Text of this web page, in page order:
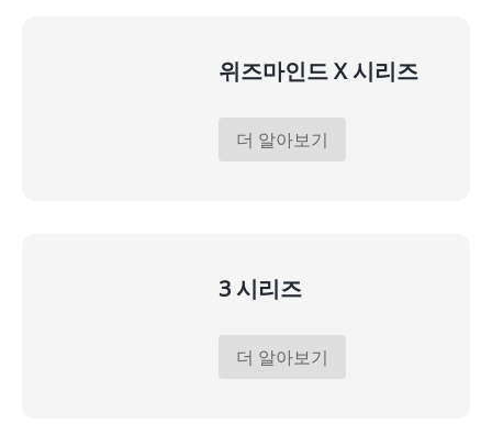
위즈마인드 X 시리즈
더 알아보기
3 시리즈
더 알아보기